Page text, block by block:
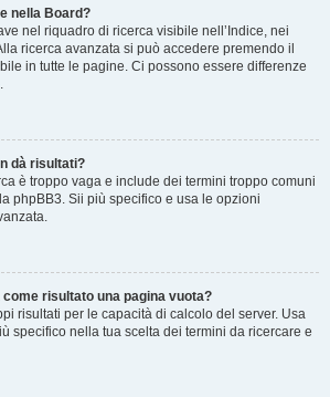
nella Board?
nel riquadro di ricerca visibile nell’Indice, nei
ricerca avanzata si può accedere premendo il
in tutte le pagine. Ci possono essere differenze
dà risultati?
è troppo vaga e include dei termini troppo comuni
phpBB3. Sii più specifico e usa le opzioni
risultato una pagina vuota?
risultati per le capacità di calcolo del server. Usa
specifico nella tua scelta dei termini da ricercare e